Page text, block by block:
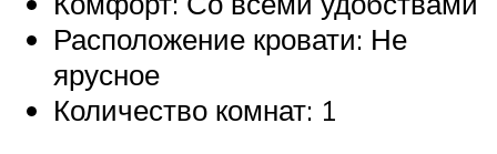
Расположение кровати: Не
ярусное
Количество комнат: 1